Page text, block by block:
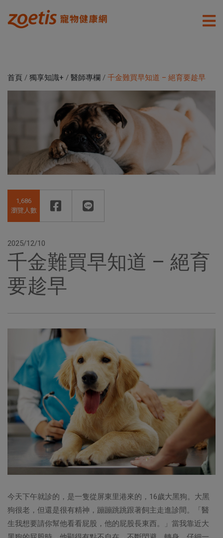
首頁 / 獨享知識+ / 醫師專欄 / 千金難買早知道 – 絕育要趁早
1,686
瀏覽人數
2025/12/10
千金難買早知道 – 絕育
要趁早
今天下午就診的，是一隻從屏東里港來的，16歲大黑狗。大黑
狗很老，但還是很有精神，蹦蹦跳跳跟著飼主走進診間。「醫
生我想要請你幫他看看屁股，他的屁股長東西。」當我靠近大